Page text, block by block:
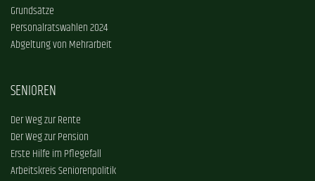
Grundsätze
Personalratswahlen 2024
Abgeltung von Mehrarbeit
SENIOREN
Der Weg zur Rente
Der Weg zur Pension
Erste Hilfe im Pflegefall
Arbeitskreis Seniorenpolitik